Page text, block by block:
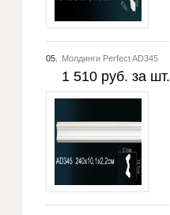
05. Молдинги Perfect AD345
1 510 руб. за шт.